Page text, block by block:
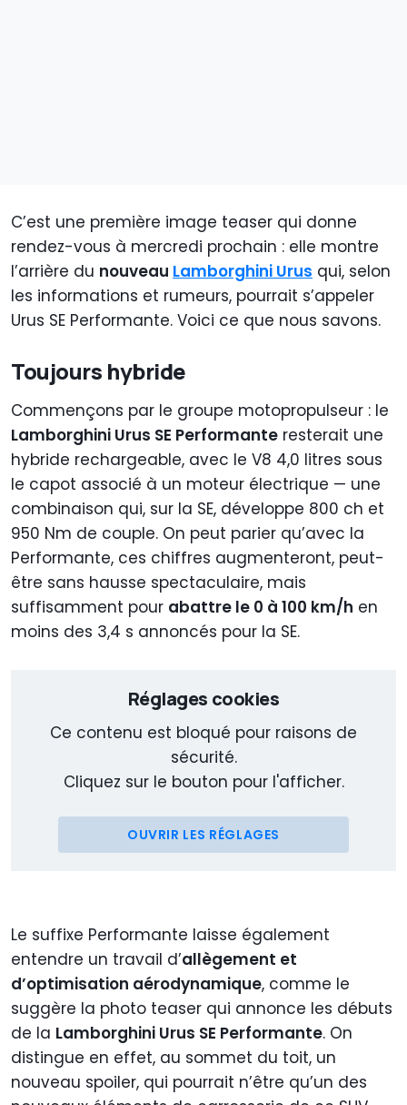
C’est une première image teaser qui donne
rendez-vous à mercredi prochain : elle montre
l’arrière du nouveau Lamborghini Urus qui, selon
les informations et rumeurs, pourrait s’appeler
Urus SE Performante. Voici ce que nous savons.
Toujours hybride
Commençons par le groupe motopropulseur : le
Lamborghini Urus SE Performante resterait une
hybride rechargeable, avec le V8 4,0 litres sous
le capot associé à un moteur électrique — une
combinaison qui, sur la SE, développe 800 ch et
950 Nm de couple. On peut parier qu’avec la
Performante, ces chiffres augmenteront, peut-
être sans hausse spectaculaire, mais
suffisamment pour abattre le 0 à 100 km/h en
moins des 3,4 s annoncés pour la SE.
Réglages cookies
Ce contenu est bloqué pour raisons de
sécurité.
Cliquez sur le bouton pour l'afficher.
OUVRIR LES RÉGLAGES
Le suffixe Performante laisse également
entendre un travail d’allègement et
d’optimisation aérodynamique, comme le
suggère la photo teaser qui annonce les débuts
de la Lamborghini Urus SE Performante. On
distingue en effet, au sommet du toit, un
nouveau spoiler, qui pourrait n’être qu’un des